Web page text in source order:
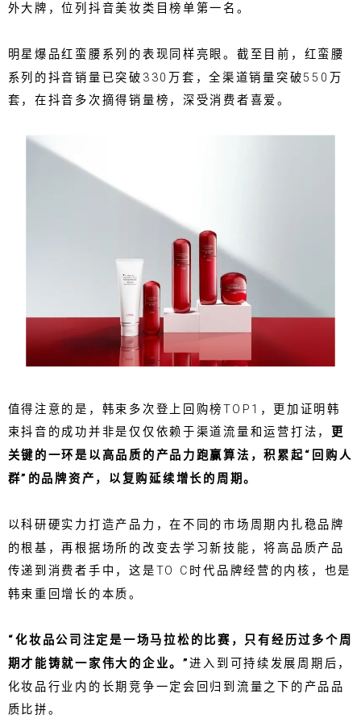
外大牌，位列抖音美妆类目榜单第一名。
明星爆品红蛮腰系列的表现同样亮眼。截至目前，红蛮腰
系列的抖音销量已突破330万套，全渠道销量突破550万
套，在抖音多次摘得销量榜，深受消费者喜爱。
值得注意的是，韩束多次登上回购榜TOP1，更加证明韩
束抖音的成功并非是仅仅依赖于渠道流量和运营打法，
更
关键的一环是以高品质的产品力跑赢算法，积累起“回购人
群”的品牌资产，以复购延续增长的周期。
以科研硬实力打造产品力，在不同的市场周期内扎稳品牌
的根基，再根据场所的改变去学习新技能，将高品质产品
传递到消费者手中，这是TO C时代品牌经营的内核，也是
韩束重回增长的本质。
“化妆品公司注定是一场马拉松的比赛，只有经历过多个周
期才能铸就一家伟大的企业。”进入到可持续发展周期后，
化妆品行业内的长期竞争一定会回归到流量之下的产品品
质比拼。